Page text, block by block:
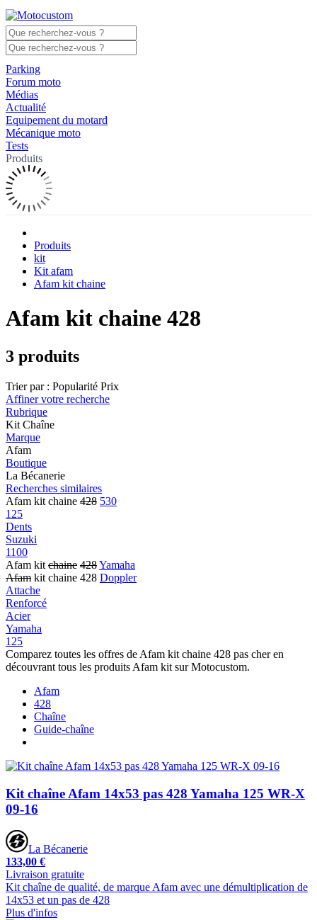
Parking
Forum moto
Médias
Actualité
Equipement du motard
Mécanique moto
Tests
Produits
Produits
kit
Kit afam
Afam kit chaine
Afam kit chaine 428
3 produits
Trier par : Popularité Prix
Affiner votre recherche
Rubrique
Kit Chaîne
Marque
Afam
Boutique
La Bécanerie
Recherches similaires
Afam kit chaine 428 530
125
Dents
Suzuki
1100
Afam kit chaine 428Yamaha
Afam kit chaine 428 Doppler
Attache
Renforcé
Acier
Yamaha
125
Comparez toutes les offres de Afam kit chaine 428 pas cher en
découvrant tous les produits Afam kit sur Motocustom.
Afam
428
Chaîne
Guide-chaîne
Kit chaîne Afam 14x53 pas 428 Yamaha 125 WR-X
09-16
La Bécanerie
133,00 €
Livraison gratuite
Kit chaîne de qualité, de marque Afam avec une démultiplication de
14x53 et un pas de 428
Plus d'infos